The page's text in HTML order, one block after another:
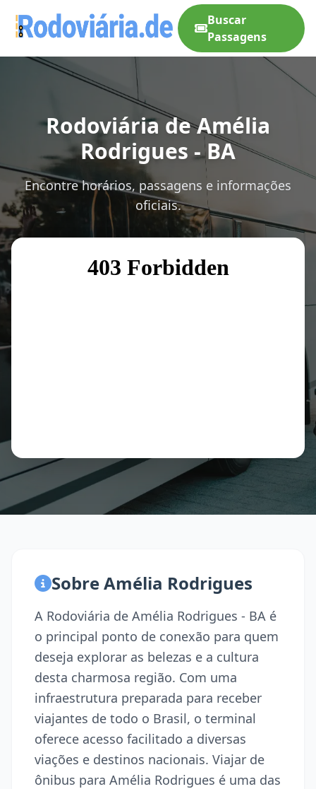
Buscar
Passagens
Rodoviária de Amélia
Rodrigues - BA
Encontre horários, passagens e informações
oficiais.
Sobre Amélia Rodrigues
A Rodoviária de Amélia Rodrigues - BA é
o principal ponto de conexão para quem
deseja explorar as belezas e a cultura
desta charmosa região. Com uma
infraestrutura preparada para receber
viajantes de todo o Brasil, o terminal
oferece acesso facilitado a diversas
viações e destinos nacionais. Viajar de
ônibus para Amélia Rodrigues é uma das